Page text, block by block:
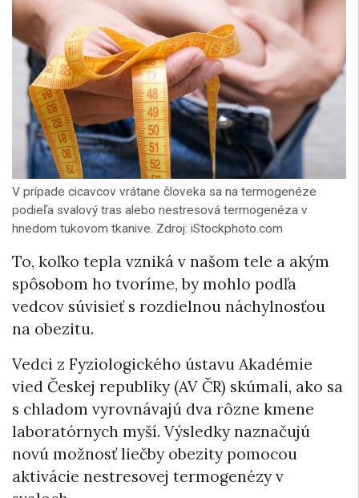
V prípade cicavcov vrátane človeka sa na termogenéze
podieľa svalový tras alebo nestresová termogenéza v
hnedom tukovom tkanive. Zdroj: iStockphoto.com
To, koľko tepla vzniká v našom tele a akým
spôsobom ho tvoríme, by mohlo podľa
vedcov súvisieť s rozdielnou náchylnosťou
na obezitu.
Vedci z Fyziologického ústavu Akadémie
vied Českej republiky (AV ČR) skúmali, ako sa
s chladom vyrovnávajú dva rôzne kmene
laboratórnych myší. Výsledky naznačujú
novú možnosť liečby obezity pomocou
aktivácie nestresovej termogenézy v